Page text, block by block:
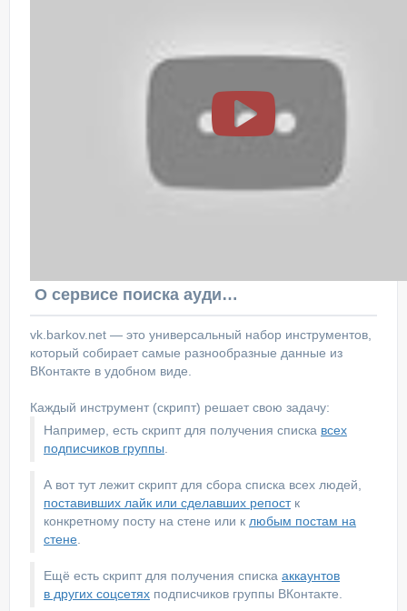
О сервисе поиска аудитории ВКонтакте
vk.barkov.net — это универсальный набор инструментов,
который собирает самые разнообразные данные из
ВКонтакте в удобном виде.
Каждый инструмент (скрипт) решает свою задачу:
Например, есть скрипт для получения списка всех
подписчиков группы
А вот тут лежит скрипт для сбора списка всех людей,
поставивших лайк или сделавших репостк
конкретному посту на стене или к любым постам на
стене
Ещё есть скрипт для получения списка аккаунтов
в других соцсетях подписчиков группы ВКонтакте.